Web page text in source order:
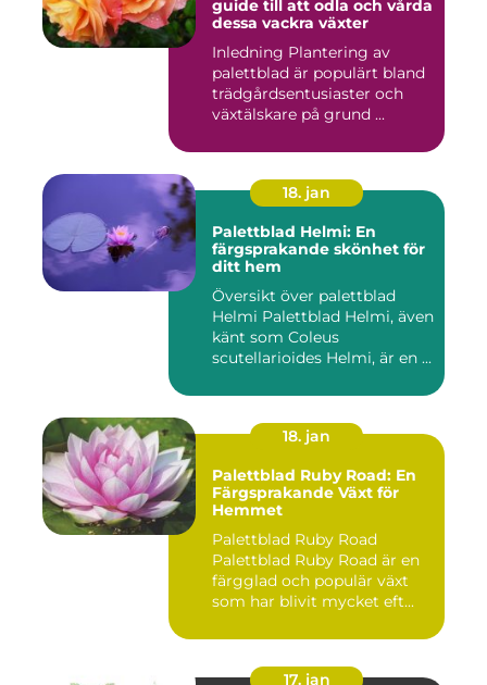
guide till att odla och vårda
dessa vackra växter
Inledning Plantering av
palettblad är populärt bland
trädgårdsentusiaster och
växtälskare på grund ...
18. jan
Palettblad Helmi: En
färgsprakande skönhet för
ditt hem
Översikt över palettblad
Helmi Palettblad Helmi, även
känt som Coleus
scutellarioides Helmi, är en ...
18. jan
Palettblad Ruby Road: En
Färgsprakande Växt för
Hemmet
Palettblad Ruby Road
Palettblad Ruby Road är en
färgglad och populär växt
som har blivit mycket eft...
17. jan